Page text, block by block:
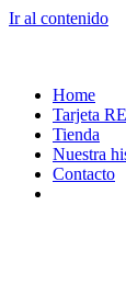
Ir al contenido
Home
Tarjeta
Tienda
Nuestra
Contacto